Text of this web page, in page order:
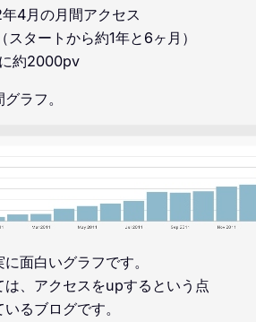
4月の月間アクセス
タートから約1年と6ヶ月）
約2000pv
ラフ。
面白いグラフです。
は、アクセスをupするという点
るブログです。